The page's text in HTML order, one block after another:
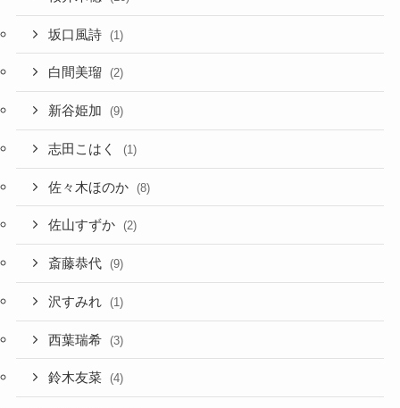
坂口風詩 (1)
白間美瑠 (2)
新谷姫加 (9)
志田こはく (1)
佐々木ほのか (8)
佐山すずか (2)
斎藤恭代 (9)
沢すみれ (1)
西葉瑞希 (3)
鈴木友菜 (4)